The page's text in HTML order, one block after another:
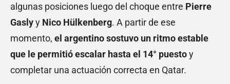
algunas posiciones luego del choque entre Pierre
Gaslyy Nico Hülkenberg. A partir de ese
momento, el argentino sostuvo un ritmo estable
que le permitió escalar hasta el 14° puestoy
completar una actuación correcta en Qatar.